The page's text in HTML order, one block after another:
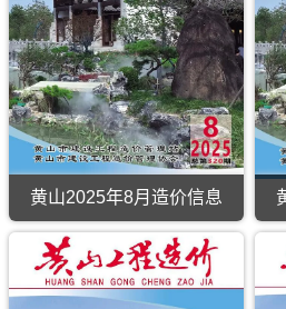
市
建
材
参
考
价，
黄
山
造
息
黄山2025年8月造价信息